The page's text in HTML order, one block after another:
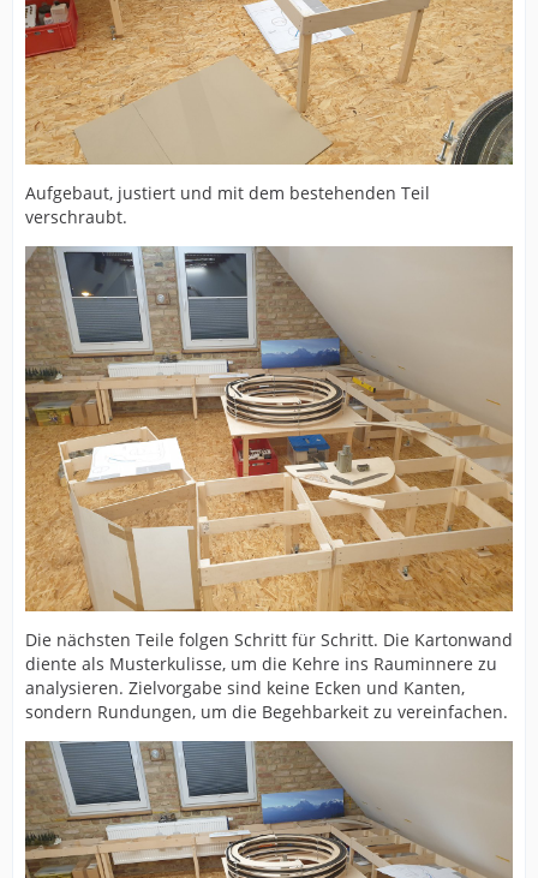
Aufgebaut, justiert und mit dem bestehenden Teil
verschraubt.
Die nächsten Teile folgen Schritt für Schritt. Die Kartonwand
diente als Musterkulisse, um die Kehre ins Rauminnere zu
analysieren. Zielvorgabe sind keine Ecken und Kanten,
sondern Rundungen, um die Begehbarkeit zu vereinfachen.